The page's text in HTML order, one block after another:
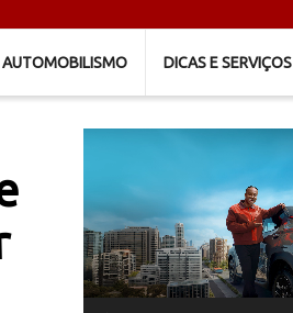
AUTOMOBILISMO DICAS E SERVIÇOS